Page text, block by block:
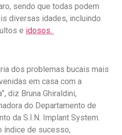
sendo que todas podem
diversas idades, incluindo
e idosos.
dos problemas bucais mais
em casa com a
diz Bruna Ghiraldini,
do Departamento de
da S.I.N. Implant System.
índice de sucesso,